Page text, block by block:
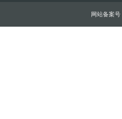
网站备案号